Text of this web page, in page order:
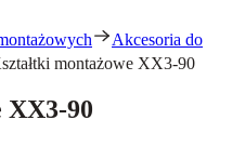
Akcesoria do
montażowe XX3-90
XX3-90